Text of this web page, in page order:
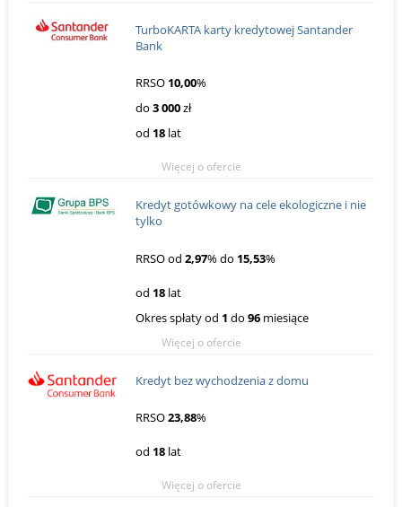
TurboKARTA karty kredytowej Santander
Bank
RRSO 10,00%
do 3 000zł
od 18 lat
Więcej o ofercie
Kredyt gotówkowy na cele ekologiczne i nie
tylko
RRSO od 2,97% do 15,53%
od 18 lat
Okres spłaty od 1 do 96 miesiące
Więcej o ofercie
Kredyt bez wychodzenia z domu
RRSO23,88%
od 18 lat
Więcej o ofercie